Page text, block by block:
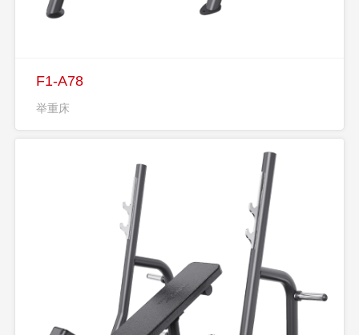
F1-A78
举重床